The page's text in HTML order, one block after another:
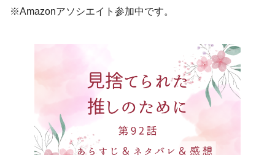
※Amazonアソシエイト参加中です。